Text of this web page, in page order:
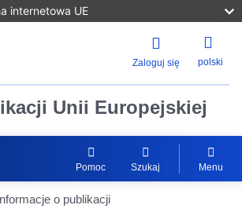
internetowa UE
Zaloguj się polski
Unii Europejskiej
Pomoc Szukaj Menu
o publikacji